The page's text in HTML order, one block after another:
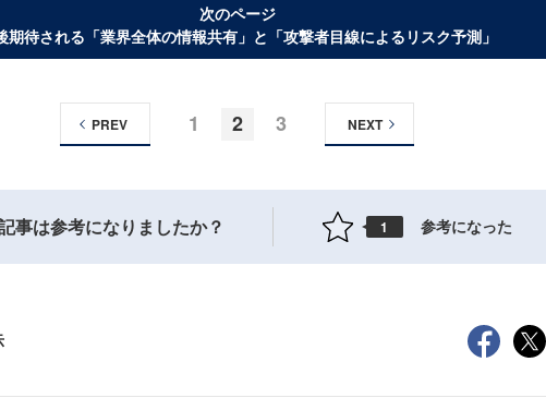
次のページ
期待される「業界全体の情報共有」と「攻撃者目線によるリスク予測」
1 2 3
PREV NEXT
事は参考になりましたか？ 1 参考になった